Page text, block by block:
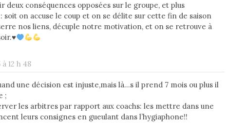
deux conséquences opposées sur le groupe, et plus
soit on accuse le coup et on se délite sur cette fin de saison
nos liens, décuple notre motivation, et on se retrouve à
♥️
12 h 48
une décision est injuste,mais là…s il prend 7 mois ou plus il
;
les arbitres par rapport aux coachs: les mettre dans une
leurs consignes en gueulant dans l’hygiaphone!!